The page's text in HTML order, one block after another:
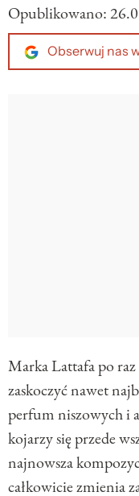
Opublikowano:
Obserwuj nas
Marka Lattafa po
zaskoczyć nawet
perfum niszowych i
kojarzy się przede
najnowsza
całkowicie zmienia